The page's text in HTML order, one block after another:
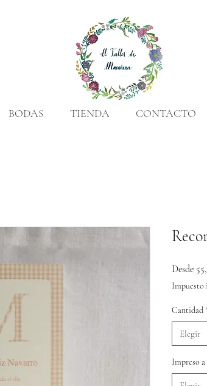
BODAS TIENDA CONTACTO
Desde
Impuesto
Cantidad
Elegir
Impreso